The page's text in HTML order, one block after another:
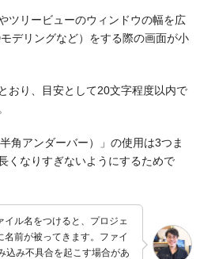
ツリービューのウィンドウの幅を広
デリングなど）をする際の画面が小
おり、目安として20文字程度以内で
角アンダーバー）」の使用は3つま
くなりすぎないようにするためで
ル名をつけると、プロジェ
前が被ってきます。ファイ
込み不具合を起こす場合があ